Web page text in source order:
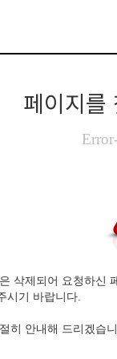
페이지를
삭제되어 요청하신
시기 바랍니다.
히 안내해 드리겠습